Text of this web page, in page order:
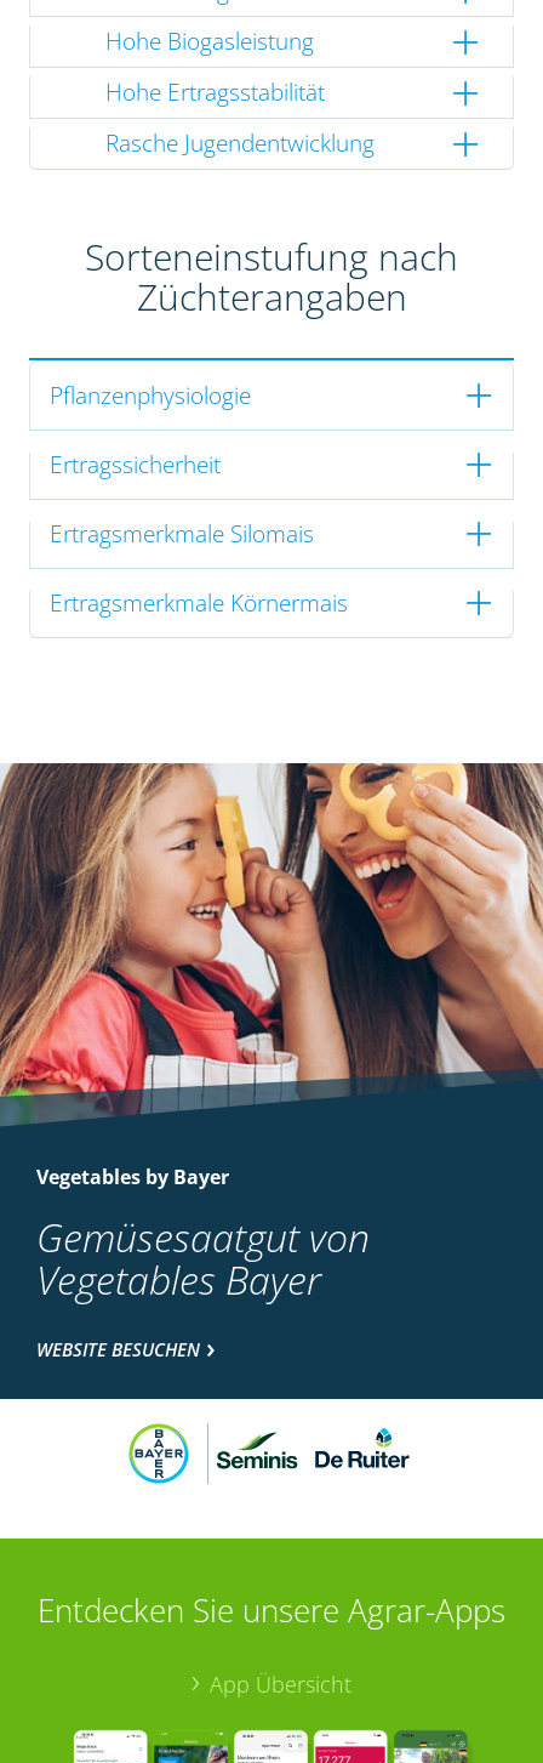
Hohe Biogasleistung
Hohe Ertragsstabilität
Rasche Jugendentwicklung
Sorteneinstufung nach
Züchterangaben
Pflanzenphysiologie
Ertragssicherheit
Ertragsmerkmale Silomais
Ertragsmerkmale Körnermais
Vegetables by Bayer
Gemüsesaatgut von
Vegetables Bayer
WEBSITE BESUCHEN
Entdecken Sie unsere Agrar-Apps
App Übersicht